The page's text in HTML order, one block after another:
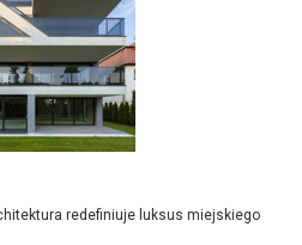
redefiniuje luksus miejskiego